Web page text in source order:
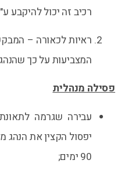
רכיב זה יכול להיקבע
ראיות לכאורה –
המצביעות על כך
פסילה מנהלית
עבירה שגרמה
יפסול הקצין את הנהג
90 ימים;